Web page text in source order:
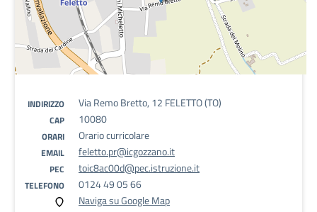
INDIRIZZO Via Remo Bretto, 12 FELETTO (TO)
CAP 10080
ORARI Orario curricolare
EMAIL feletto.pr@icgozzano.it
PEC toic8ac00d@pec.istruzione.it
TELEFONO
0124 49 05 66
Naviga su Google Map